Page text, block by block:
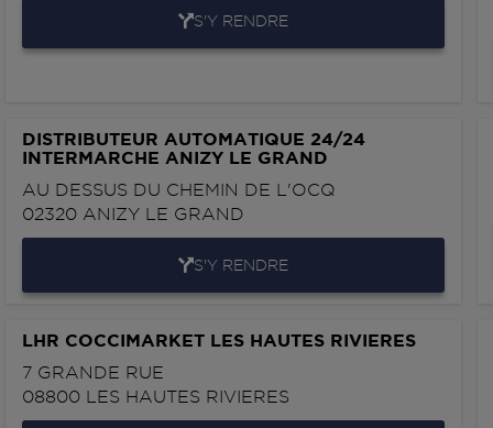
S'Y RENDRE
DISTRIBUTEUR AUTOMATIQUE 24/24
INTERMARCHE ANIZY LE GRAND
AU DESSUS DU CHEMIN DE L'OCQ
02320 ANIZY LE GRAND
S'Y RENDRE
LHR COCCIMARKET LES HAUTES RIVIERES
7 GRANDE RUE
08800 LES HAUTES RIVIERES